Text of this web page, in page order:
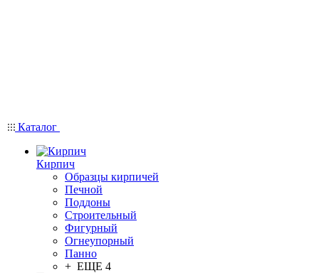
Каталог
Кирпич
Образцы кирпичей
Печной
Поддоны
Строительный
Фигурный
Огнеупорный
Панно
+ ЕЩЕ 4